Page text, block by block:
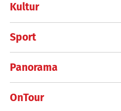
Kultur
Sport
Panorama
OnTour